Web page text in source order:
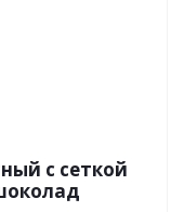
с сеткой